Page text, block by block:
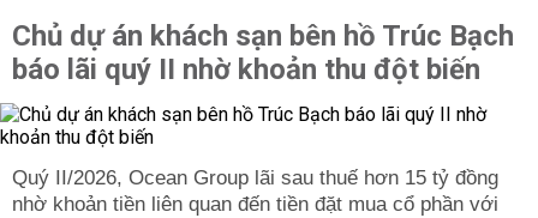
Chủ dự án khách sạn bên hồ Trúc Bạch
báo lãi quý II nhờ khoản thu đột biến
Quý II/2026, Ocean Group lãi sau thuế hơn 15 tỷ đồng
nhờ khoản tiền liên quan đến tiền đặt mua cổ phần với